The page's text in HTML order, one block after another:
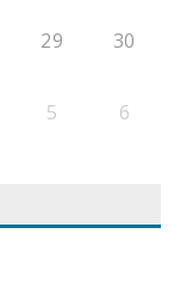
29 30
5 6